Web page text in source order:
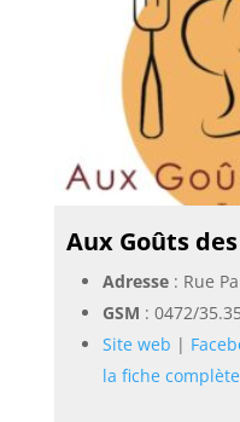
Aux Goûts
Adresse: Rue
GSM : 0472/
Site web |
la fiche complète